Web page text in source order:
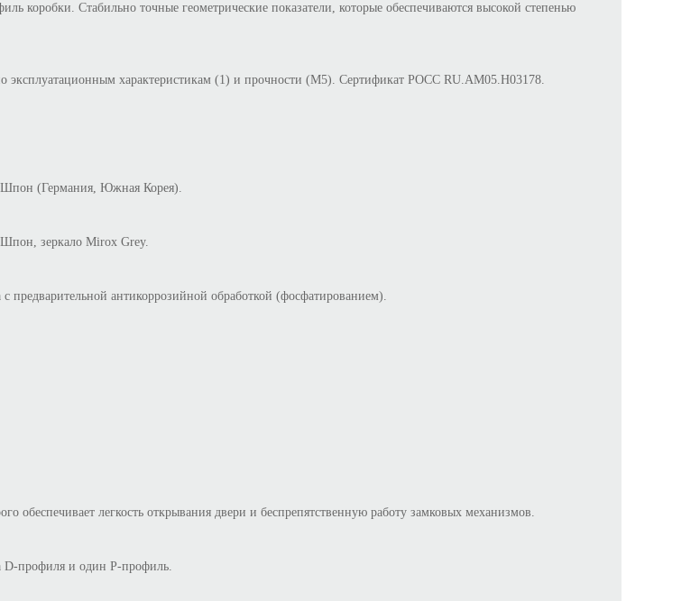
коробки. Стабильно точные геометрические показатели, которые обеспечиваются высокой степенью
характеристикам (1) и прочности (М5). Сертификат POCC RU.AM05.H03178.
Шпон (Германия, Южная Корея).
зеркало Mirox Grey.
антикоррозийной обработкой (фосфатированием).
обеспечивает легкость открывания двери и беспрепятственную работу замковых механизмов.
D-профиля и один Р-профиль.